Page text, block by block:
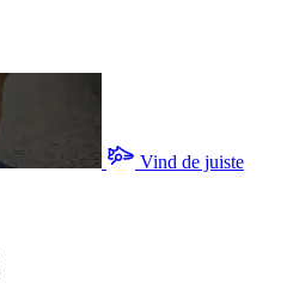
Vind de juiste